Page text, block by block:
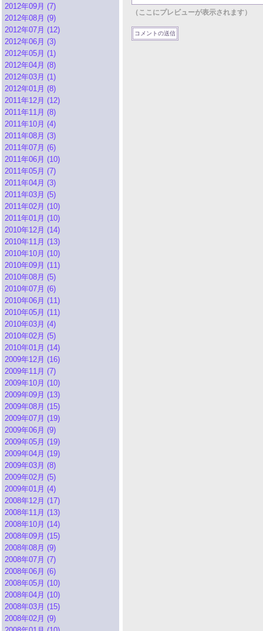
2012年09月 (7)
2012年08月 (9)
2012年07月 (12)
2012年06月 (3)
2012年05月 (1)
2012年04月 (8)
2012年03月 (1)
2012年01月 (8)
2011年12月 (12)
2011年11月 (8)
2011年10月 (4)
2011年08月 (3)
2011年07月 (6)
2011年06月 (10)
2011年05月 (7)
2011年04月 (3)
2011年03月 (5)
2011年02月 (10)
2011年01月 (10)
2010年12月 (14)
2010年11月 (13)
2010年10月 (10)
2010年09月 (11)
2010年08月 (5)
2010年07月 (6)
2010年06月 (11)
2010年05月 (11)
2010年03月 (4)
2010年02月 (5)
2010年01月 (14)
2009年12月 (16)
2009年11月 (7)
2009年10月 (10)
2009年09月 (13)
2009年08月 (15)
2009年07月 (19)
2009年06月 (9)
2009年05月 (19)
2009年04月 (19)
2009年03月 (8)
2009年02月 (5)
2009年01月 (4)
2008年12月 (17)
2008年11月 (13)
2008年10月 (14)
2008年09月 (15)
2008年08月 (9)
2008年07月 (7)
2008年06月 (6)
2008年05月 (10)
2008年04月 (10)
2008年03月 (15)
2008年02月 (9)
（ここにプレビューが表示されます）